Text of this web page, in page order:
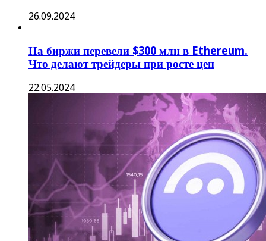
26.09.2024
На биржи перевели $300 млн в Ethereum.
Что делают трейдеры при росте цен
22.05.2024